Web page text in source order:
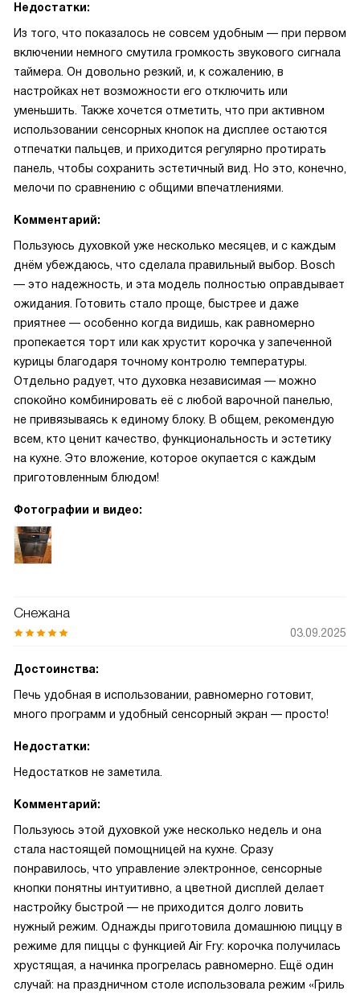
Недостатки:
Из того, что показалось не совсем удобным — при первом
включении немного смутила громкость звукового сигнала
таймера. Он довольно резкий, и, к сожалению, в
настройках нет возможности его отключить или
уменьшить. Также хочется отметить, что при активном
использовании сенсорных кнопок на дисплее остаются
отпечатки пальцев, и приходится регулярно протирать
панель, чтобы сохранить эстетичный вид. Но это, конечно,
мелочи по сравнению с общими впечатлениями.
Комментарий:
Пользуюсь духовкой уже несколько месяцев, и с каждым
днём убеждаюсь, что сделала правильный выбор. Bosch
— это надежность, и эта модель полностью оправдывает
ожидания. Готовить стало проще, быстрее и даже
приятнее — особенно когда видишь, как равномерно
пропекается торт или как хрустит корочка у запеченной
курицы благодаря точному контролю температуры.
Отдельно радует, что духовка независимая — можно
спокойно комбинировать её с любой варочной панелью,
не привязываясь к единому блоку. В общем, рекомендую
всем, кто ценит качество, функциональность и эстетику
на кухне. Это вложение, которое окупается с каждым
приготовленным блюдом!
Фотографии и видео:
Снежана
03.09.2025
Достоинства:
Печь удобная в использовании, равномерно готовит,
много программ и удобный сенсорный экран — просто!
Недостатки:
Недостатков не заметила.
Комментарий:
Пользуюсь этой духовкой уже несколько недель и она
стала настоящей помощницей на кухне. Сразу
понравилось, что управление электронное, сенсорные
кнопки понятны интуитивно, а цветной дисплей делает
настройку быстрой — не приходится долго ловить
нужный режим. Однажды приготовила домашнюю пиццу в
режиме для пиццы с функцией Air Fry: корочка получилась
хрустящая, а начинка прогрелась равномерно. Ещё один
случай: на праздничном столе использовала режим «Гриль